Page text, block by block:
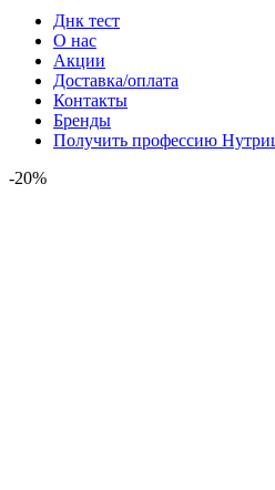
Днк тест
О нас
Акции
Доставка/оплата
Контакты
Бренды
Получить профессию
-20%